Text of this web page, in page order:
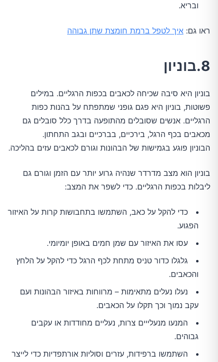
ובריא.
ראו גם: איך לטפל ברמת חומצת שתן גבוהה
8.בוניון
בוניון היא סיבה שכיחה לכאבים בכפות הרגליים. במילים
פשוטות, בוניון היא פגם גופני שמתפתח על בהנות כפות
הרגליים. אנשים שסובלים מהתופעה בדרך כלל סובלים גם
מכאבים בכף הרגל, בירכיים, בברכיים ובגב התחתון.
הבוניון פוגע בגמישות של הבהונות וגורם לכאבים עזים בהליכה.
בוניון הוא מצב מדרדר שנהיה גרוע יותר עם הזמן וגורם גם
ליבלות בכפות הרגליים. כדי לשפר את המצב:
כדי להקל על כאב, השתמשו בתחבושות קרות על האיזור
הפגוע.
עסו את האיזור עם שמן חמים באופן יומיומי.
גלגלו כדור טניס מתחת לכף הרגל כדי להקל על הלחץ
והכאבים.
נעלו נעלים מתאימות – מרווחות באיזור הבהונות ועם
עקב נמוך וכך תקלו על הכאבים.
המנעו מנעלייים צרות, נעליים מחודדות או עקבים
גבוהים.
השתמשו ברפידות, עזרים וסוליות אורתפדיות כדי לייצר